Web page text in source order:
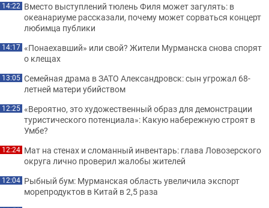
14:22 Вместо выступлений тюлень Филя может загулять: в
океанариуме рассказали, почему может сорваться концерт
любимца публики
14:17 «Понаехавший» или свой? Жители Мурманска снова спорят
о клещах
13:05 Семейная драма в ЗАТО Александровск: сын угрожал 68-
летней матери убийством
12:25 «Вероятно, это художественный образ для демонстрации
туристического потенциала»: Какую набережную строят в
Умбе?
12:24 Мат на стенах и сломанный инвентарь: глава Ловозерского
округа лично проверил жалобы жителей
12:04 Рыбный бум: Мурманская область увеличила экспорт
морепродуктов в Китай в 2,5 раза